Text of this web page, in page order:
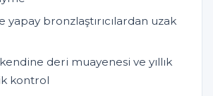
yapay bronzlaştırıcılardan uzak
deri muayenesi ve yıllık
kontrol